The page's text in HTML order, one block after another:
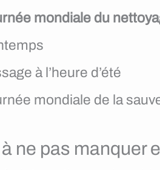
mondiale du
à l’heure d’été
mondiale de la
ne pas manquer